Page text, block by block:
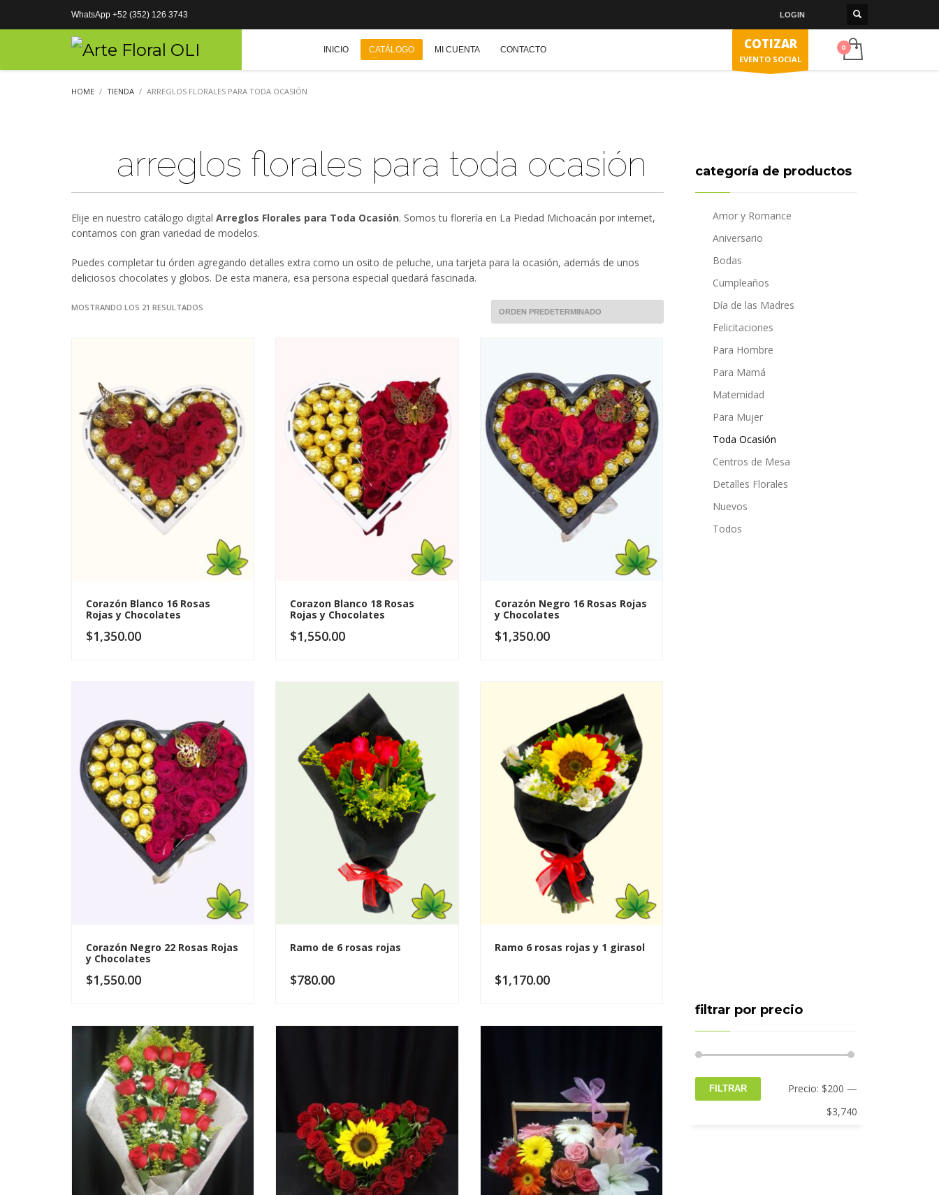
WhatsApp +52 (352) 126 3743 LOGIN
INICIO CATÁLOGO MI CUENTA CONTACTO COTIZAR
EVENTO SOCIAL
HOME TIENDA ARREGLOS FLORALES PARA TODA OCASIÓN
arreglos florales para toda ocasión
Elije en nuestro catálogo digital Arreglos Florales para Toda Ocasión. Somos tu florería en La Piedad Michoacán por internet,
contamos con gran variedad de modelos.
Puedes completar tu órden agregando detalles extra como un osito de peluche, una tarjeta para la ocasión, además de unos
deliciosos chocolates y globos. De esta manera, esa persona especial quedará fascinada.
MOSTRANDO LOS 21 RESULTADOS
Corazón Blanco 16 Rosas
Rojas y Chocolates
$1,350.00
Corazon Blanco 18 Rosas
Rojas y Chocolates
$1,550.00
Corazón Negro 16 Rosas Rojas
y Chocolates
$1,350.00
Corazón Negro 22 Rosas Rojas
y Chocolates
$1,550.00
Ramo de 6 rosas rojas
$780.00
Ramo 6 rosas rojas y 1 girasol
$1,170.00
categoría de productos
Amor y Romance
Aniversario
Bodas
Cumpleaños
Día de las Madres
Felicitaciones
Para Hombre
Para Mamá
Maternidad
Para Mujer
Toda Ocasión
Centros de Mesa
Detalles Florales
Nuevos
Todos
filtrar por precio
FILTRAR Precio: $200 —
$3,740